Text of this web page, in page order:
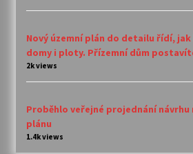
Nový územní plán do detailu řídí,
domy i ploty. Přízemní dům
2k views
Proběhlo veřejné projednání návrhu
plánu
1.4k views